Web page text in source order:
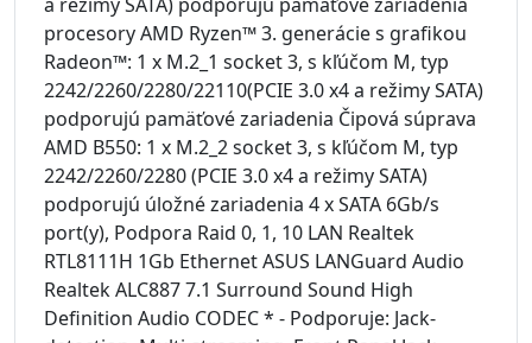
procesory AMD Ryzen™ 3. generácie s grafikou
Radeon™: 1 x M.2_1 socket 3, s kľúčom M, typ
2242/2260/2280/22110(PCIE 3.0 x4 a režimy SATA)
podporujú pamäťové zariadenia Čipová súprava
AMD B550: 1 x M.2_2 socket 3, s kľúčom M, typ
2242/2260/2280 (PCIE 3.0 x4 a režimy SATA)
podporujú úložné zariadenia 4 x SATA 6Gb/s
port(y), Podpora Raid 0, 1, 10 LAN Realtek
RTL8111H 1Gb Ethernet ASUS LANGuard Audio
Realtek ALC887 7.1 Surround Sound High
Definition Audio CODEC * - Podporuje: Jack-